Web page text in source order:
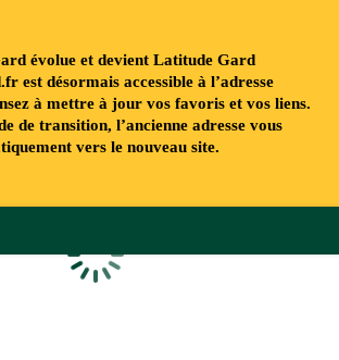
évolue et devient Latitude Gard
est désormais accessible à l’adresse
à mettre à jour vos favoris et vos liens.
de transition, l’ancienne adresse vous
vers le nouveau site.
Chargement